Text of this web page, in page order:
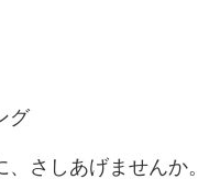
グ
さしあげませんか。